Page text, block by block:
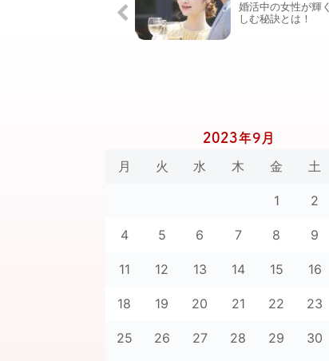
婚活中の女性が輝
しむ秘訣とは！
2023年9月
月 火 水 木 金 土
1 2
4 5 6 7 8 9
11 12 13 14 15 16
18 19 20 21 22 23
25 26 27 28 29 30